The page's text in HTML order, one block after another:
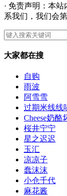
· 免责声明：本
系我们，我们会
大家都在搜
自购
雨波
阿雪雪
过期米线线
Cheese奶酪
桜井宁宁
星之迟迟
玉汇
凉凉子
蠢沫沫
小仓千代
麻花酱